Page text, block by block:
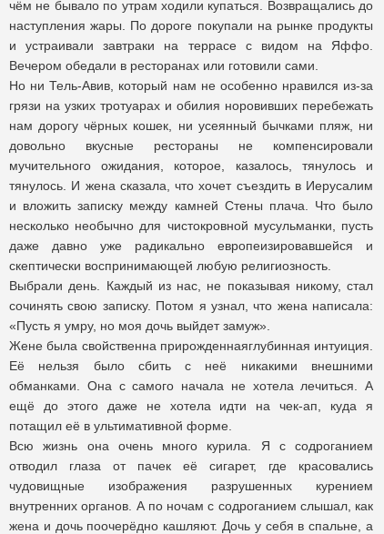
чём не бывало по утрам ходили купаться. Возвращались до
наступления жары. По дороге покупали на рынке продукты
и устраивали завтраки на террасе с видом на Яффо.
Вечером обедали в ресторанах или готовили сами.
Но ни Тель-Авив, который нам не особенно нравился из-за
грязи на узких тротуарах и обилия норовивших перебежать
нам дорогу чёрных кошек, ни усеянный бычками пляж, ни
довольно вкусные рестораны не компенсировали
мучительного ожидания, которое, казалось, тянулось и
тянулось. И жена сказала, что хочет съездить в Иерусалим
и вложить записку между камней Стены плача. Что было
несколько необычно для чистокровной мусульманки, пусть
даже давно уже радикально европеизировавшейся и
скептически воспринимающей любую религиозность.
Выбрали день. Каждый из нас, не показывая никому, стал
сочинять свою записку. Потом я узнал, что жена написала:
«Пусть я умру, но моя дочь выйдет замуж».
Жене была свойственна прирожденнаяглубинная интуиция.
Её нельзя было сбить с неё никакими внешними
обманками. Она с самого начала не хотела лечиться. А
ещё до этого даже не хотела идти на чек-ап, куда я
потащил её в ультимативной форме.
Всю жизнь она очень много курила. Я с содроганием
отводил глаза от пачек её сигарет, где красовались
чудовищные изображения разрушенных курением
внутренних органов. А по ночам с содроганием слышал, как
жена и дочь поочерёдно кашляют. Дочь у себя в спальне, а